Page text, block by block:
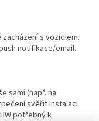
s vozidlem.
notifikace/email.
sami (např. na
svěřit instalaci
potřebný k